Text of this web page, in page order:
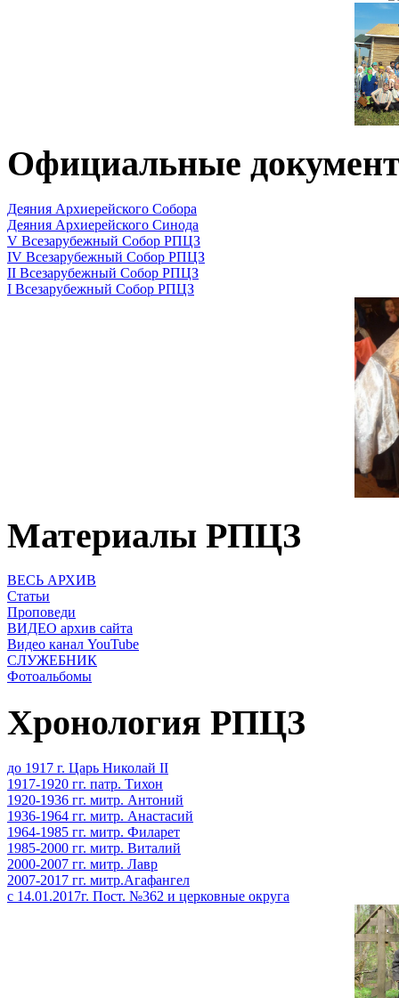
Официальные
Деяния Архиерейского Собора
Деяния Архиерейского Синода
V Всезарубежный Собор РПЦЗ
IV Всезарубежный Собор РПЦЗ
II Всезарубежный Собор РПЦЗ
I Всезарубежный Собор РПЦЗ
Материалы РПЦЗ
ВЕСЬ АРХИВ
Статьи
Проповеди
ВИДЕО архив сайта
Видео канал YouTube
СЛУЖЕБНИК
Фотоальбомы
Хронология РПЦЗ
до 1917 г. Царь Николай II
1917-1920 гг. патр. Тихон
1920-1936 гг. митр. Антоний
1936-1964 гг. митр. Анастасий
1964-1985 гг. митр. Филарет
1985-2000 гг. митр. Виталий
2000-2007 гг. митр. Лавр
2007-2017 гг. митр.Агафангел
с 14.01.2017г. Пост. №362 и церковные округа